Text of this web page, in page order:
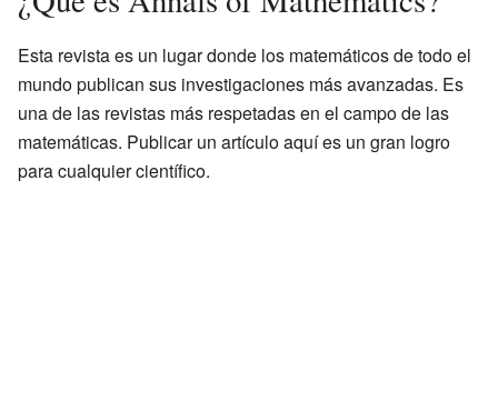
Esta revista es un lugar donde los matemáticos de todo el
mundo publican sus investigaciones más avanzadas. Es
una de las revistas más respetadas en el campo de las
matemáticas. Publicar un artículo aquí es un gran logro
para cualquier científico.